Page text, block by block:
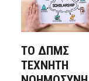
ΤΟ ΔΠΜΣ
ΤΕΧΝΗΤΉ